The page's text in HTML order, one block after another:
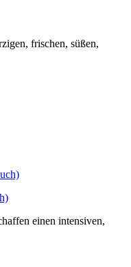
frischen, süßen,
einen intensiven,